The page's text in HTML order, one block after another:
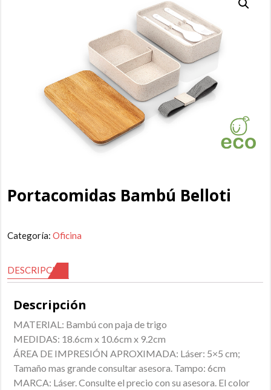
Portacomidas Bambú Belloti
Categoría:Oficina
DESCRIPCIÓN
Descripción
MATERIAL: Bambú con paja de trigo
MEDIDAS: 18.6cm x 10.6cm x 9.2cm
ÁREA DE IMPRESIÓN APROXIMADA: Láser: 5×5 cm;
Tamaño mas grande consultar asesora. Tampo: 6cm
MARCA: Láser. Consulte el precio con su asesora. El color